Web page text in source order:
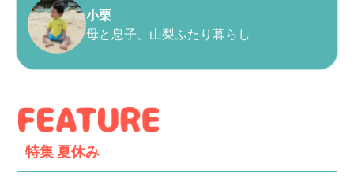
小栗
母と息子、山梨ふたり暮らし
特集 夏休み